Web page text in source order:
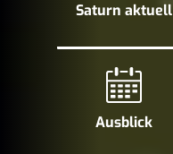
Saturn aktuell
Ausblick